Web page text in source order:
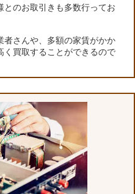
のお取引きも多数行ってお
者さんや、多額の家賃がかか
く買取することができるので